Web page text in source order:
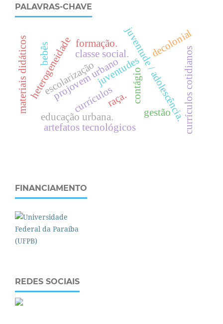
PALAVRAS-CHAVE
currículos
projovem urbanojuventude / adolescência.
educação urbana.
classe social.
raça.
gestão
juventudes
escolarização
heterogeneidade
materiais didáticos currículos cotidianos
artefatos tecnológicos
formação. decolonial
bebês
contágio
FINANCIAMENTO
REDES SOCIAIS